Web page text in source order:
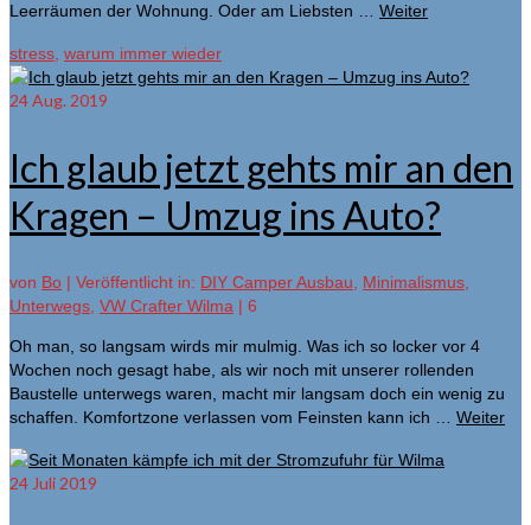
Leerräumen der Wohnung. Oder am Liebsten … Weiter
stress warum immer wieder
24Aug. 2019
Ich glaub jetzt gehts mir an den
Kragen – Umzug ins Auto?
von Bo | Veröffentlicht in: DIY Camper Ausbau, Minimalismus,
Unterwegs, VW Crafter Wilma | 6
Oh man, so langsam wirds mir mulmig. Was ich so locker vor 4
Wochen noch gesagt habe, als wir noch mit unserer rollenden
Baustelle unterwegs waren, macht mir langsam doch ein wenig zu
schaffen. Komfortzone verlassen vom Feinsten kann ich … Weiter
24 Juli 2019